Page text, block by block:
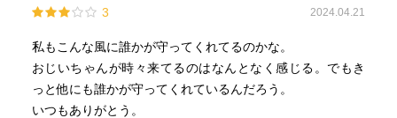
3 2024.04.21
私もこんな風に誰かが守ってくれてるのかな。
おじいちゃんが時々来てるのはなんとなく感じる。でもき
っと他にも誰かが守ってくれているんだろう。
いつもありがとう。